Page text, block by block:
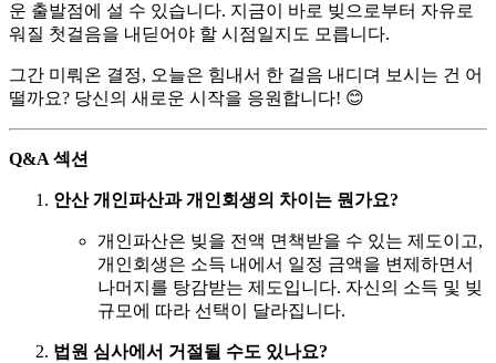
운 출발점에 설 수 있습니다. 지금이 바로 빚으로부터 자유로
워질 첫걸음을 내딛어야 할 시점일지도 모릅니다.
그간 미뤄온 결정, 오늘은 힘내서 한 걸음 내디뎌 보시는 건 어
떨까요? 당신의 새로운 시작을 응원합니다! 😊
Q&A 섹션
안산 개인파산과 개인회생의 차이는 뭔가요?
개인파산은 빚을 전액 면책받을 수 있는 제도이고,
개인회생은 소득 내에서 일정 금액을 변제하면서
나머지를 탕감받는 제도입니다. 자신의 소득 및 빚
규모에 따라 선택이 달라집니다.
법원 심사에서 거절될 수도 있나요?